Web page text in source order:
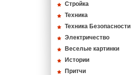
Стройка
Техника
Техника Безопасности
Электричество
Веселые картинки
Истории
Притчи